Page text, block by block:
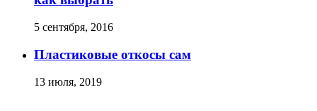
5 сентября, 2016
Пластиковые откосы сам
13 июля, 2019